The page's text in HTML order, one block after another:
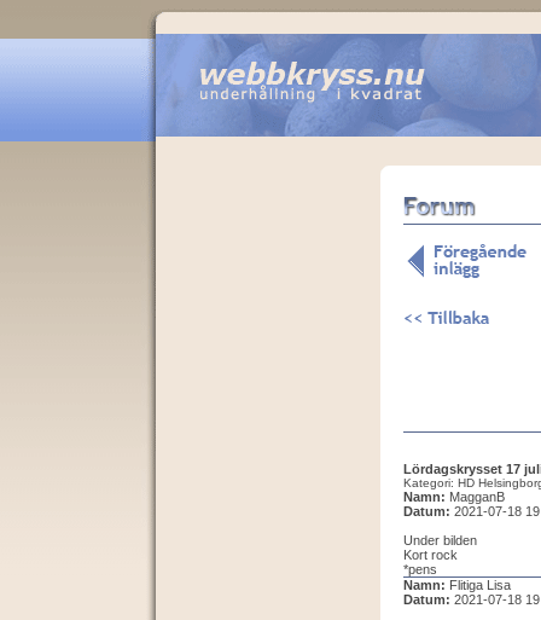
Lördagskrysset 17
Kategori: HD
Namn: MagganB
Datum: 2021-07-18
Under bilden
Kort rock
*pens
Namn: Flitiga Lisa
Datum: 2021-07-18